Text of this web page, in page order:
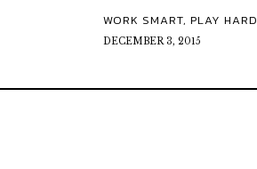
WORK SMART, PLAY HARD
DECEMBER 3, 2015